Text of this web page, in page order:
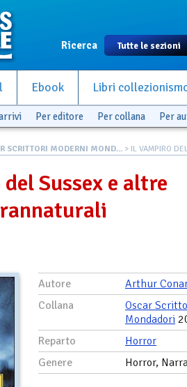
Ricerca
Ebook Libri
Per editore Per collana Per
SCRITTORI MODERNI MOND... > IL VAMPIRO
Sussex e altre
Autore
Arthur
Collana
Oscar
Mondadori
Reparto
Horror
Genere
Horror,